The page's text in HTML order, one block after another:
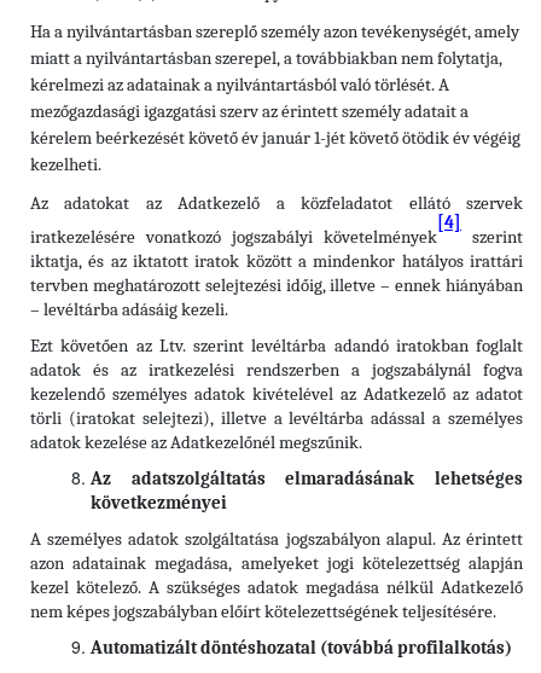
Ha a nyilvántartásban szereplő személy azon tevékenységét, amely
miatt a nyilvántartásban szerepel, a továbbiakban nem folytatja,
kérelmezi az adatainak a nyilvántartásból való törlését. A
mezőgazdasági igazgatási szerv az érintett személy adatait a
kérelem beérkezését követő év január 1-jét követő ötödik év végéig
kezelheti.
Az adatokat az Adatkezelő a közfeladatot ellátó szervek
iratkezelésére vonatkozó jogszabályi követelmények
[4]
szerint
iktatja, és az iktatott iratok között a mindenkor hatályos irattári
tervben meghatározott selejtezési időig, illetve – ennek hiányában
– levéltárba adásáig kezeli.
Ezt követően az Ltv. szerint levéltárba adandó iratokban foglalt
adatok és az iratkezelési rendszerben a jogszabálynál fogva
kezelendő személyes adatok kivételével az Adatkezelő az adatot
törli (iratokat selejtezi), illetve a levéltárba adással a személyes
adatok kezelése az Adatkezelőnél megszűnik.
Az adatszolgáltatás elmaradásának lehetséges
következményei
A személyes adatok szolgáltatása jogszabályon alapul. Az érintett
azon adatainak megadása, amelyeket jogi kötelezettség alapján
kezel kötelező. A szükséges adatok megadása nélkül Adatkezelő
nem képes jogszabályban előírt kötelezettségének teljesítésére.
Automatizált döntéshozatal (továbbá profilalkotás)